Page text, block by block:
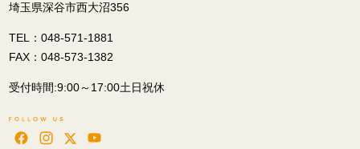
埼玉県深谷市西大沼356
TEL：048-571-1881
FAX：048-573-1382
受付時間:9:00～17:00土日祝休